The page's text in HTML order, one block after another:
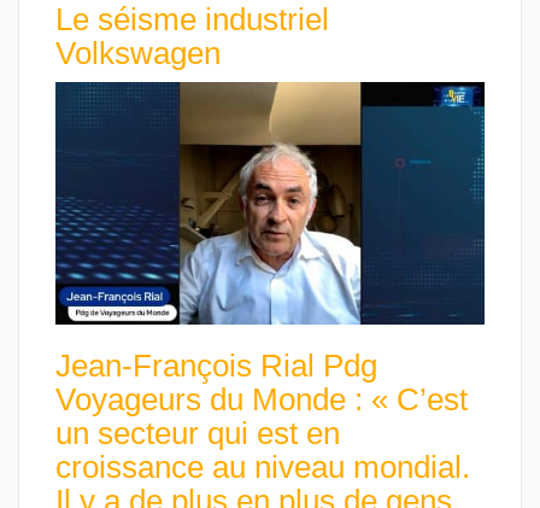
Le séisme industriel
Volkswagen
Jean-François Rial Pdg
Voyageurs du Monde : « C’est
un secteur qui est en
croissance au niveau mondial.
Il y a de plus en plus de gens